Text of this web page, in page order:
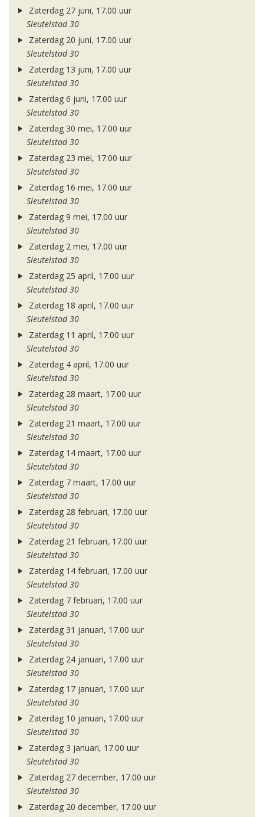
Zaterdag 27 juni, 17.00 uur
Sleutelstad 30
Zaterdag 20 juni, 17.00 uur
Sleutelstad 30
Zaterdag 13 juni, 17.00 uur
Sleutelstad 30
Zaterdag 6 juni, 17.00 uur
Sleutelstad 30
Zaterdag 30 mei, 17.00 uur
Sleutelstad 30
Zaterdag 23 mei, 17.00 uur
Sleutelstad 30
Zaterdag 16 mei, 17.00 uur
Sleutelstad 30
Zaterdag 9 mei, 17.00 uur
Sleutelstad 30
Zaterdag 2 mei, 17.00 uur
Sleutelstad 30
Zaterdag 25 april, 17.00 uur
Sleutelstad 30
Zaterdag 18 april, 17.00 uur
Sleutelstad 30
Zaterdag 11 april, 17.00 uur
Sleutelstad 30
Zaterdag 4 april, 17.00 uur
Sleutelstad 30
Zaterdag 28 maart, 17.00 uur
Sleutelstad 30
Zaterdag 21 maart, 17.00 uur
Sleutelstad 30
Zaterdag 14 maart, 17.00 uur
Sleutelstad 30
Zaterdag 7 maart, 17.00 uur
Sleutelstad 30
Zaterdag 28 februari, 17.00 uur
Sleutelstad 30
Zaterdag 21 februari, 17.00 uur
Sleutelstad 30
Zaterdag 14 februari, 17.00 uur
Sleutelstad 30
Zaterdag 7 februari, 17.00 uur
Sleutelstad 30
Zaterdag 31 januari, 17.00 uur
Sleutelstad 30
Zaterdag 24 januari, 17.00 uur
Sleutelstad 30
Zaterdag 17 januari, 17.00 uur
Sleutelstad 30
Zaterdag 10 januari, 17.00 uur
Sleutelstad 30
Zaterdag 3 januari, 17.00 uur
Sleutelstad 30
Zaterdag 27 december, 17.00 uur
Sleutelstad 30
Zaterdag 20 december, 17.00 uur